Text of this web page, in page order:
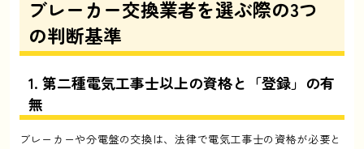
ブレーカー交換業者を選ぶ際の3つ
の判断基準
1. 第二種電気工事士以上の資格と「登録」の有
無
ブレーカーや分電盤の交換は、法律で電気工事士の資格が必要と